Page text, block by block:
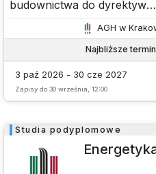
budownictwa do dyrektyw
UEprojektowanie
zerowym zużyciu
zarówno zagadnienia
praktyczne związane z
modernizacją energetyczną
AGH w
Najbliższe
3 paź 2026 - 30 cze 2027
Zapisy do 30 września, 12:00
Studia podyplomowe